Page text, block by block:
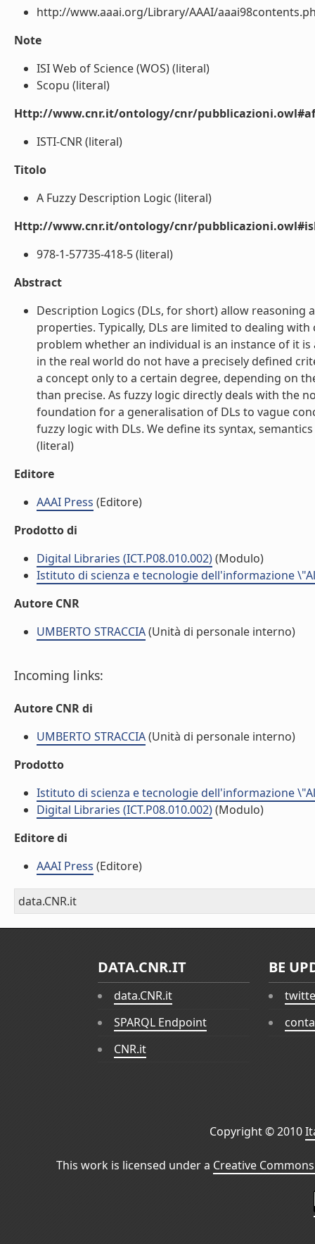
http://www.aaai.org/Library/AAAI/
Note
ISI Web of Science (WOS) (literal)
Scopu (literal)
Http://www.cnr.it/ontology/cnr/
ISTI-CNR (literal)
Titolo
A Fuzzy Description Logic (literal)
Http://www.cnr.it/ontology/cnr/
978-1-57735-418-5 (literal)
Abstract
Description Logics (DLs, for short) allow
properties. Typically, DLs are limited to dealing
problem whether an individual is an instance of it
in the real world do not have a precisely defined
a concept only to a certain degree, depending on
than precise. As fuzzy logic directly deals with the
foundation for a generalisation of DLs to vague
fuzzy logic with DLs. We define its syntax,
(literal)
Editore
AAAI Press (Editore)
Prodotto di
Digital Libraries (ICT.P08.010.002)(Modulo)
Istituto di scienza e tecnologie dell'informazione
Autore CNR
UMBERTO STRACCIA(Unità di personale interno)
Incoming links:
Autore CNR di
UMBERTO STRACCIA(Unità di personale interno)
Prodotto
Istituto di scienza e tecnologie dell'informazione
Digital Libraries (ICT.P08.010.002)(Modulo)
Editore di
AAAI Press (Editore)
data.CNR.it
DATA.CNR.IT
data.CNR.it
SPARQL Endpoint
CNR.it
BE
Copyright © 2010
This work is licensed under a Creative